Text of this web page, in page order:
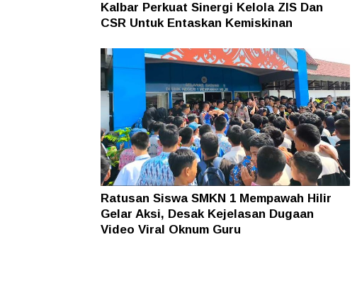
Kalbar Perkuat Sinergi Kelola ZIS Dan
CSR Untuk Entaskan Kemiskinan
Ratusan Siswa SMKN 1 Mempawah Hilir
Gelar Aksi, Desak Kejelasan Dugaan
Video Viral Oknum Guru